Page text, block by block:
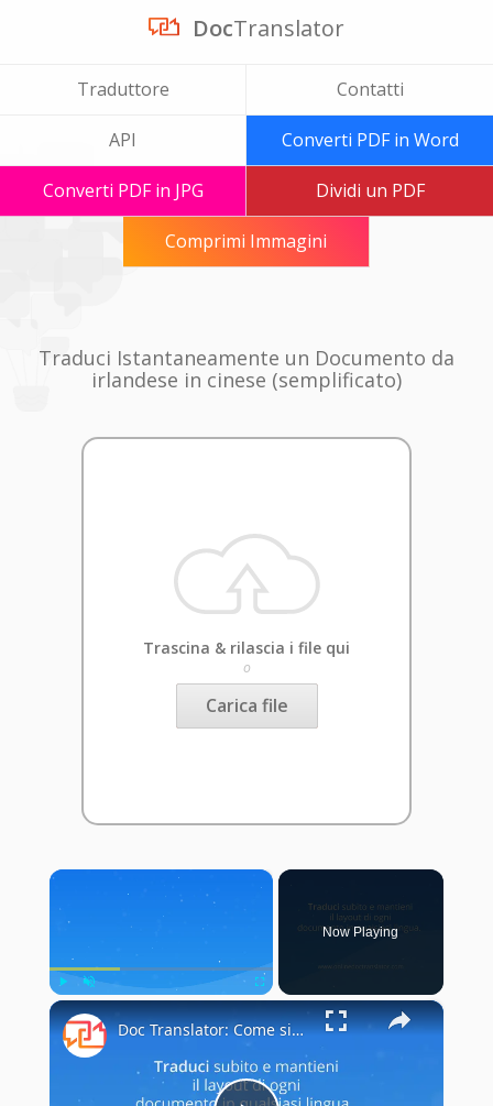
DocTranslator
Traduttore Contatti
API Converti PDF in Word
Converti PDF in JPG Dividi un PDF
Comprimi Immagini
Traduci Istantaneamente un Documento da
irlandese in cinese (semplificato)
Trascina & rilascia i file qui
o
Carica file
×
Play Unmute Fullscreen
Now Playing
×
Doc Translator: Come si usa il traduttore di documenti?